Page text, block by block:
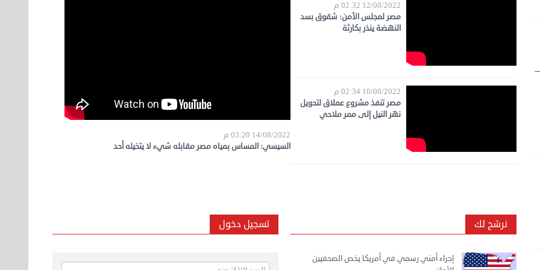
14/08/2022 03:20 م
السيسي: المساس بمياه مصر مقابله شيء لا يتخيله أحد
12/08/2022 02:32 م
مصر لمجلس الأمن: شقوق بسد
النهضة ينذر بكارثة
10/08/2022 02:34 م
مصر تنفذ مشروع عملاق لتحويل
نهر النيل إلى ممر ملاحي
تسجيل دخول نرشح لك
إجراء أمني رسمي في أمريكا يخص الصحفيين